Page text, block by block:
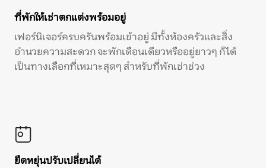
ที่พักให้เช่าตกแต่งพร้อมอยู่
เฟอร์นิเจอร์ครบครันพร้อมเข้าอยู่ มีทั้งห้องครัวและสิ่ง
อำนวยความสะดวก จะพักเดือนเดียวหรืออยู่ยาวๆ ก็ได้
เป็นทางเลือกที่เหมาะสุดๆ สำหรับที่พักเช่าช่วง
ยืดหยุ่นปรับเปลี่ยนได้